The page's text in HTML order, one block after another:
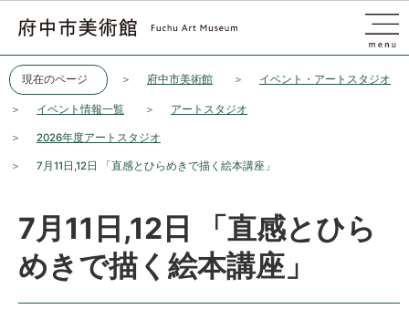
現在のページ 府中市美術館 イベント・アートスタジオ
イベント情報一覧 アートスタジオ
2026年度アートスタジオ
7月11日,12日 「直感とひらめきで描く絵本講座」
7月11日,12日 「直感とひら
めきで描く絵本講座」